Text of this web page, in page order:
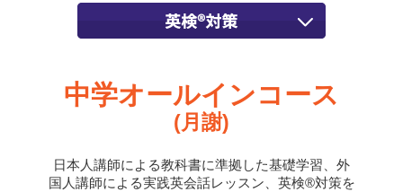
中学オールインコース
(月謝)
日本人講師による教科書に準拠した基礎学習、外
国人講師による実践英会話レッスン、英検®対策を